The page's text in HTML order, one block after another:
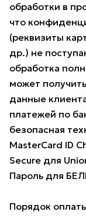
обработки в
что
(реквизиты
др.) не
обработка
может
данные
платежей по
безопасная
MasterCard ID
Secure для
Пароль для
Порядок